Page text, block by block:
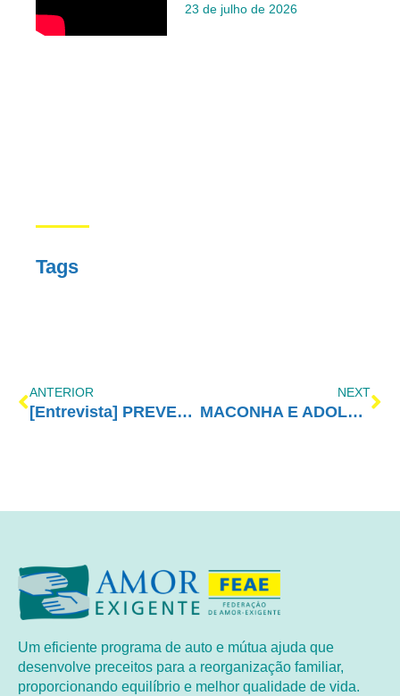
23 de julho de 2026
Tags
ANTERIOR
[Entrevista] PREVENÇÃO COM AMOR-EXIGENTE – PARA QUE COISAS RUINS NÃO ACONTEÇAM
NEXT
MACONHA E ADOLESCENTES
Um eficiente programa de auto e mútua ajuda que
desenvolve preceitos para a reorganização familiar,
proporcionando equilíbrio e melhor qualidade de vida.